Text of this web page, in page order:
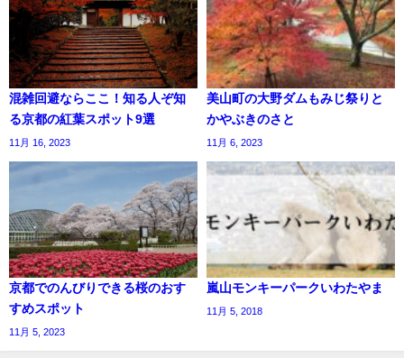
混雑回避ならここ！知る人ぞ知
る京都の紅葉スポット9選
11月 16, 2023
美山町の大野ダムもみじ祭りと
かやぶきのさと
11月 6, 2023
京都でのんびりできる桜のおす
すめスポット
11月 5, 2023
嵐山モンキーパークいわたやま
11月 5, 2018